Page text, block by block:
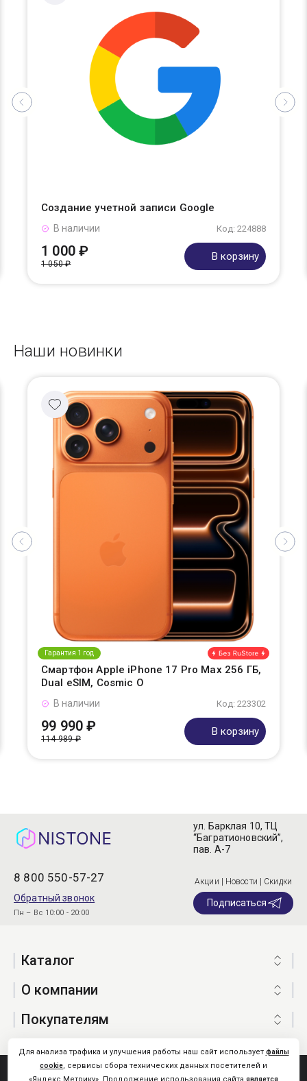
Создание учетной записи Google
Код: 224888
В наличии
1 000 ₽
1 050 ₽
В корзину
Наши новинки
Гарантия 1 год
Смартфон Apple iPhone 17 Pro Max 256 ГБ,
Dual eSIM, Cosmic O
Код: 223302
В наличии
99 990 ₽
114 989 ₽
В корзину
8 800 550-57-27
Обратный звонок
Пн – Вс 10:00 - 20:00
ул. Барклая 10, ТЦ
“Багратионовский”,
пав. А-7
Акции | Новости | Скидки
Подписаться
Каталог
О компании
Покупателям
Nistone.Ru © 2026
Для анализа трафика и улучшения работы наш сайт использует файлы
cookie, сервисы сбора технических данных посетителей и
является